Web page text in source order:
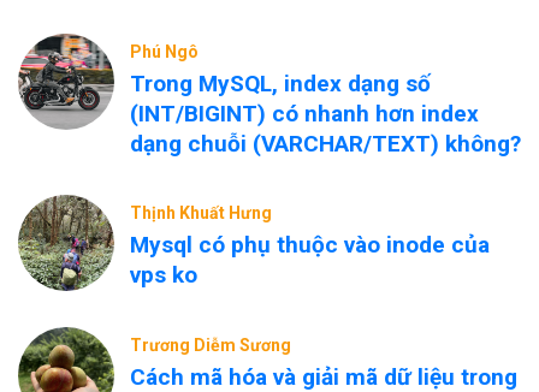
Phú Ngô
Trong MySQL, index dạng số
(INT/BIGINT) có nhanh hơn index
dạng chuỗi (VARCHAR/TEXT) không?
Thịnh Khuất Hưng
Mysql có phụ thuộc vào inode của
vps ko
Trương Diễm Sương
Cách mã hóa và giải mã dữ liệu trong